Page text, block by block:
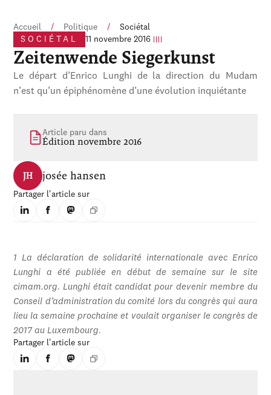
Accueil / Politique /
Sociétal
SOCIÉTAL
11 novembre 2016
Zeitenwende Siegerkunst
Le départ d’Enrico Lunghi de la direction du Mudam
n’est qu’un épiphénomène d’une évolution inquiétante
Article paru dans
Édition novembre 2016
JH josée hansen
Partager l'article sur
1 La déclaration de solidarité internationale avec Enrico
Lunghi a été publiée en début de semaine sur le site
cimam.org. Lunghi était candidat pour devenir membre du
Conseil d’administration du comité lors du congrès qui aura
lieu la semaine prochaine et voulait organiser le congrès de
2017 au Luxembourg.
Partager l'article sur